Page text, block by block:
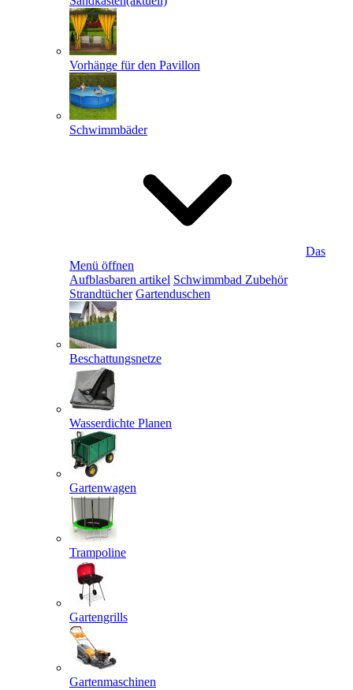
Vorhänge für den Pavillon
Schwimmbäder
Das
Menü öffnen
Aufblasbaren artikel Schwimmbad Zubehör
Strandtücher Gartenduschen
Beschattungsnetze
Wasserdichte Planen
Gartenwagen
Trampoline
Gartengrills
Gartenmaschinen